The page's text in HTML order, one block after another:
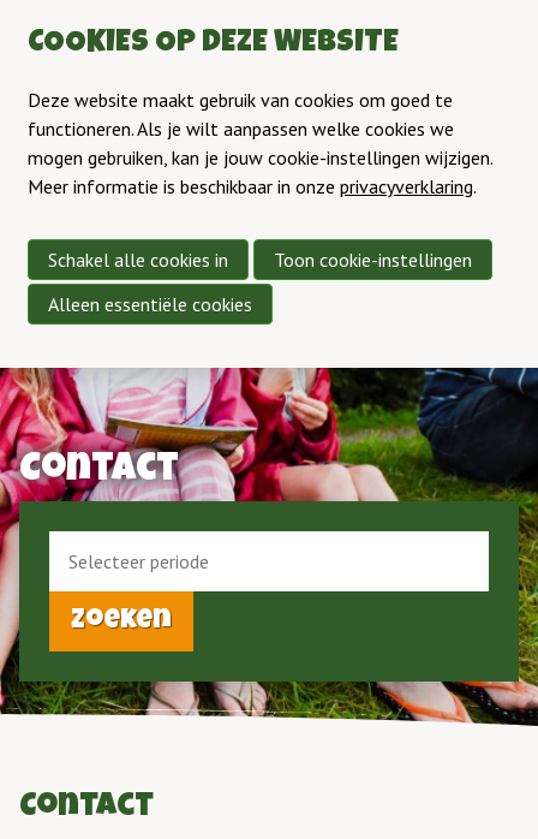
Contact
Zoeken
Contact
COOKIES OP DEZE WEBSITE
Deze website maakt gebruik van cookies om goed te
functioneren. Als je wilt aanpassen welke cookies we
mogen gebruiken, kan je jouw cookie-instellingen wijzigen.
Meer informatie is beschikbaar in onze privacyverklaring.
Schakel alle cookies in
Toon cookie-instellingen
Alleen essentiële cookies